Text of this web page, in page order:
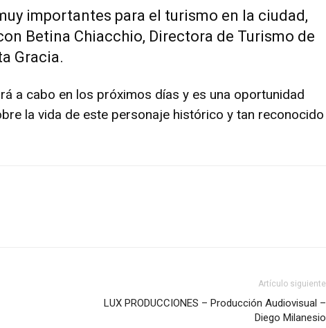
importantes para el turismo en la ciudad,
Betina Chiacchio, Directora de Turismo de
Gracia.
a cabo en los próximos días y es una oportunidad
la vida de este personaje histórico y tan reconocido
Artículo siguiente
LUX PRODUCCIONES – Producción Audiovisual –
Diego Milanesio